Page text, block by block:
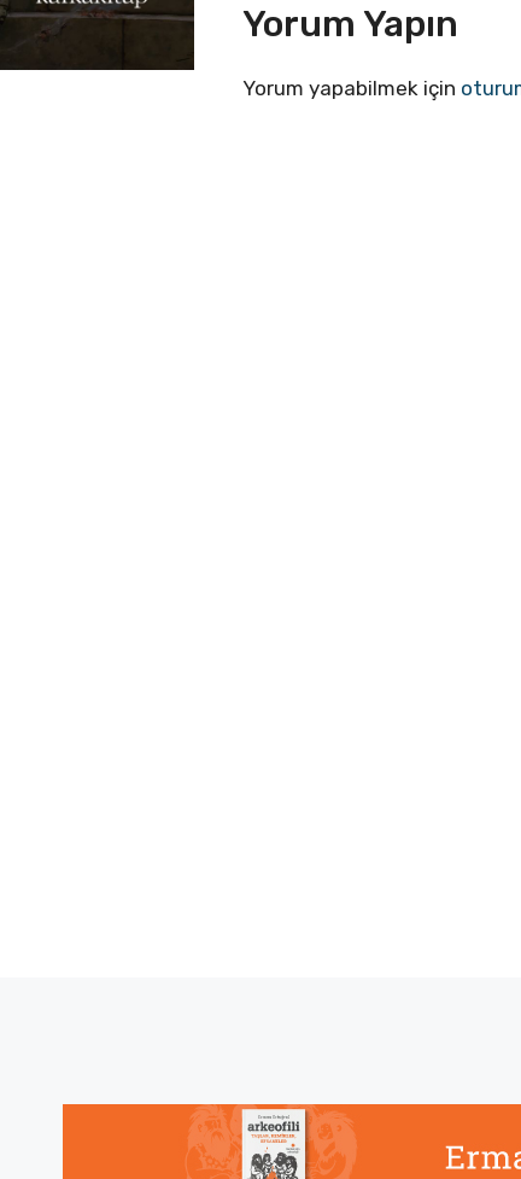
Yorum Yapın
Yorum yapabilmek için